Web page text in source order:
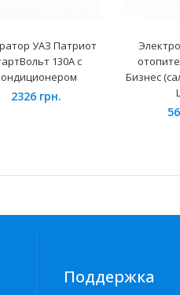
УАЗ Патриот
130А с
2326 грн.
Бизнес
Поддержка